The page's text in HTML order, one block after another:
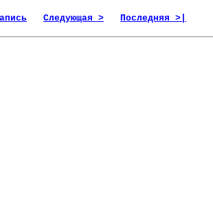
Следующая > Последняя >|